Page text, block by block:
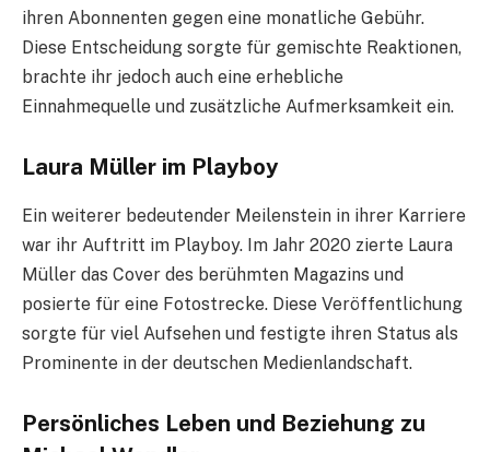
ihren Abonnenten gegen eine monatliche Gebühr.
Diese Entscheidung sorgte für gemischte Reaktionen,
brachte ihr jedoch auch eine erhebliche
Einnahmequelle und zusätzliche Aufmerksamkeit ein.
Laura Müller im Playboy
Ein weiterer bedeutender Meilenstein in ihrer Karriere
war ihr Auftritt im Playboy. Im Jahr 2020 zierte Laura
Müller das Cover des berühmten Magazins und
posierte für eine Fotostrecke. Diese Veröffentlichung
sorgte für viel Aufsehen und festigte ihren Status als
Prominente in der deutschen Medienlandschaft.
Persönliches Leben und Beziehung zu